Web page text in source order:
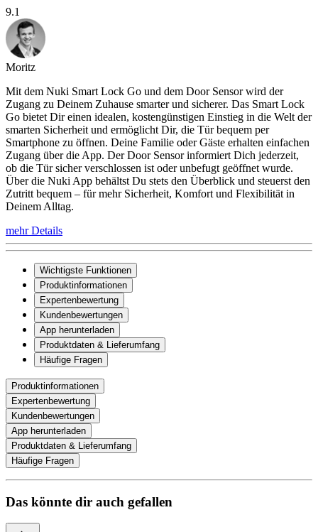
9.1
Moritz
Mit dem Nuki Smart Lock Go und dem Door Sensor wird der
Zugang zu Deinem Zuhause smarter und sicherer. Das Smart Lock
Go bietet Dir einen idealen, kostengünstigen Einstieg in die Welt der
smarten Sicherheit und ermöglicht Dir, die Tür bequem per
Smartphone zu öffnen. Deine Familie oder Gäste erhalten einfachen
Zugang über die App. Der Door Sensor informiert Dich jederzeit,
ob die Tür sicher verschlossen ist oder unbefugt geöffnet wurde.
Über die Nuki App behältst Du stets den Überblick und steuerst den
Zutritt bequem – für mehr Sicherheit, Komfort und Flexibilität in
Deinem Alltag.
mehr Details
Wichtigste Funktionen
Produktinformationen
Expertenbewertung
Kundenbewertungen
App herunterladen
Produktdaten & Lieferumfang
Häufige Fragen
Produktinformationen
Expertenbewertung
Kundenbewertungen
App herunterladen
Produktdaten & Lieferumfang
Häufige Fragen
Das könnte dir auch gefallen